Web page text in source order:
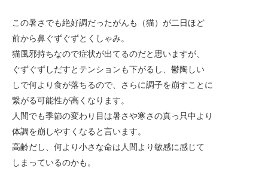
この暑さでも絶好調だったがんも（猫）が二日ほど
前から鼻ぐずぐずとくしゃみ。
猫風邪持ちなので症状が出てるのだと思いますが、
ぐずぐずしだすとテンションも下がるし、鬱陶しい
しで何より食が落ちるので、さらに調子を崩すことに
繋がる可能性が高くなります。
人間でも季節の変わり目は暑さや寒さの真っ只中より
体調を崩しやすくなると言います。
高齢だし、何より小さな命は人間より敏感に感じて
しまっているのかも。